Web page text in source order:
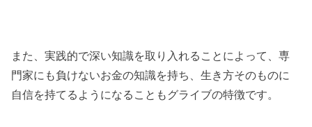
また、実践的で深い知識を取り入れることによって、専
門家にも負けないお金の知識を持ち、生き方そのものに
自信を持てるようになることもグライブの特徴です。